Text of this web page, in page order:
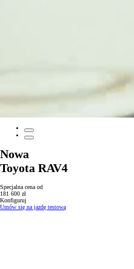
Nowa
Toyota RAV4
Specjalna cena od
181 600 zł
Konfiguruj
Umów się na jazdę testową